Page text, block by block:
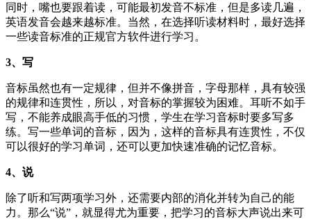
同时，嘴也要跟着读，可能最初发音不标准，但是多读几遍，
英语发音会越来越标准。当然，在选择听读材料时，最好选择
一些读音标准的正规官方软件进行学习。
3、写
音标虽然也有一定规律，但并不像拼音，字母那样，具有较强
的规律和连贯性，所以，对音标的掌握较为困难。耳听不如手
写，不能养成眼高手低的习惯，学生在学习音标时要多写多
练。写一些单词的音标，因为，这样的音标具有连贯性，不仅
可以很好的学习单词，还可以更加快速准确的记忆音标。
4、说
除了听和写两项学习外，还需要内部的消化并转为自己的能
力。那么“说”，就显得尤为重要，把学习的音标大声说出来可